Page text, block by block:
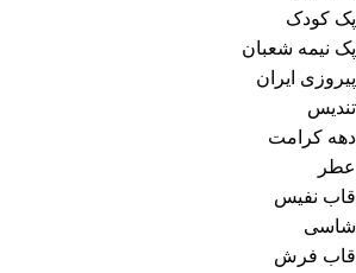
پک کودک
پک نیمه شعبان
پیروزی ایران
تندیس
دهه کرامت
عطر
قاب نفیس
شاسی
قاب فرش